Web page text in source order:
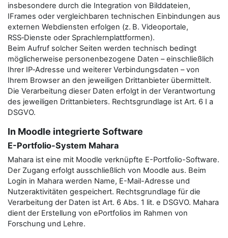
insbesondere durch die Integration von Bilddateien,
IFrames oder vergleichbaren technischen Einbindungen aus
externen Webdiensten erfolgen (z. B. Videoportale,
RSS‑Dienste oder Sprachlernplattformen).
Beim Aufruf solcher Seiten werden technisch bedingt
möglicherweise personenbezogene Daten – einschließlich
Ihrer IP‑Adresse und weiterer Verbindungsdaten – von
Ihrem Browser an den jeweiligen Drittanbieter übermittelt.
Die Verarbeitung dieser Daten erfolgt in der Verantwortung
des jeweiligen Drittanbieters. Rechtsgrundlage ist Art. 6 I a
DSGVO.
In Moodle integrierte Software
E-Portfolio-System Mahara
Mahara ist eine mit Moodle verknüpfte E-Portfolio-Software.
Der Zugang erfolgt ausschließlich von Moodle aus. Beim
Login in Mahara werden Name, E-Mail-Adresse und
Nutzeraktivitäten gespeichert. Rechtsgrundlage für die
Verarbeitung der Daten ist Art. 6 Abs. 1 lit. e DSGVO. Mahara
dient der Erstellung von ePortfolios im Rahmen von
Forschung und Lehre.